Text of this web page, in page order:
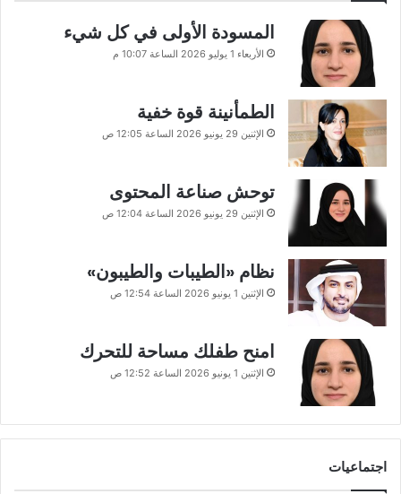
المسودة الأولى في كل شيء
الأربعاء 1 يوليو 2026 الساعة 10:07 م
الطمأنينة قوة خفية
الإثنين 29 يونيو 2026 الساعة 12:05 ص
توحش صناعة المحتوى
الإثنين 29 يونيو 2026 الساعة 12:04 ص
نظام «الطيبات والطيبون»
الإثنين 1 يونيو 2026 الساعة 12:54 ص
امنح طفلك مساحة للتحرك
الإثنين 1 يونيو 2026 الساعة 12:52 ص
اجتماعيات